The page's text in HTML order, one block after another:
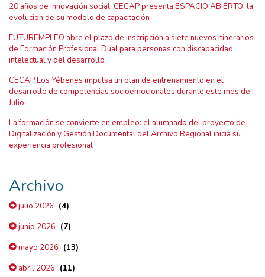
20 años de innovación social: CECAP presenta ESPACIO ABIERTO, la
evolución de su modelo de capacitación
FUTUREMPLEO abre el plazo de inscripción a siete nuevos itinerarios
de Formación Profesional Dual para personas con discapacidad
intelectual y del desarrollo
CECAP Los Yébenes impulsa un plan de entrenamiento en el
desarrollo de competencias socioemocionales durante este mes de
Julio
La formación se convierte en empleo: el alumnado del proyecto de
Digitalización y Gestión Documental del Archivo Regional inicia su
experiencia profesional
Archivo
julio 2026 (4)
junio 2026 (7)
mayo 2026 (13)
abril 2026 (11)